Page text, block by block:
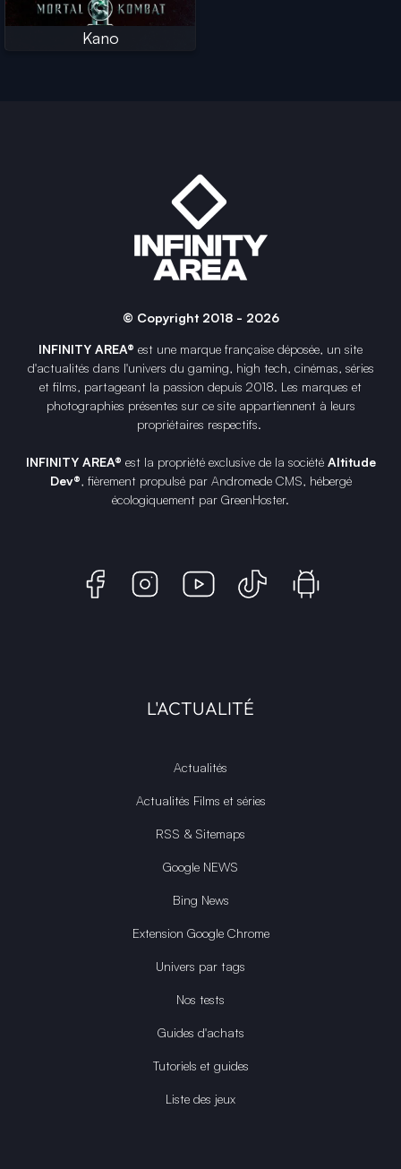
Kano
© Copyright 2018 - 2026
INFINITY AREA® est une marque française déposée, un site
d'actualités dans l'univers du gaming, high tech, cinémas, séries
et films, partageant la passion depuis 2018. Les marques et
photographies présentes sur ce site appartiennent à leurs
propriétaires respectifs.
INFINITY AREA® est la propriété exclusive de la société Altitude
Dev®, fièrement propulsé par Andromede CMS, hébergé
écologiquement par GreenHoster.
L'ACTUALITÉ
Actualités
Actualités Films et séries
RSS & Sitemaps
Google NEWS
Bing News
Extension Google Chrome
Univers par tags
Nos tests
Guides d'achats
Tutoriels et guides
Liste des jeux